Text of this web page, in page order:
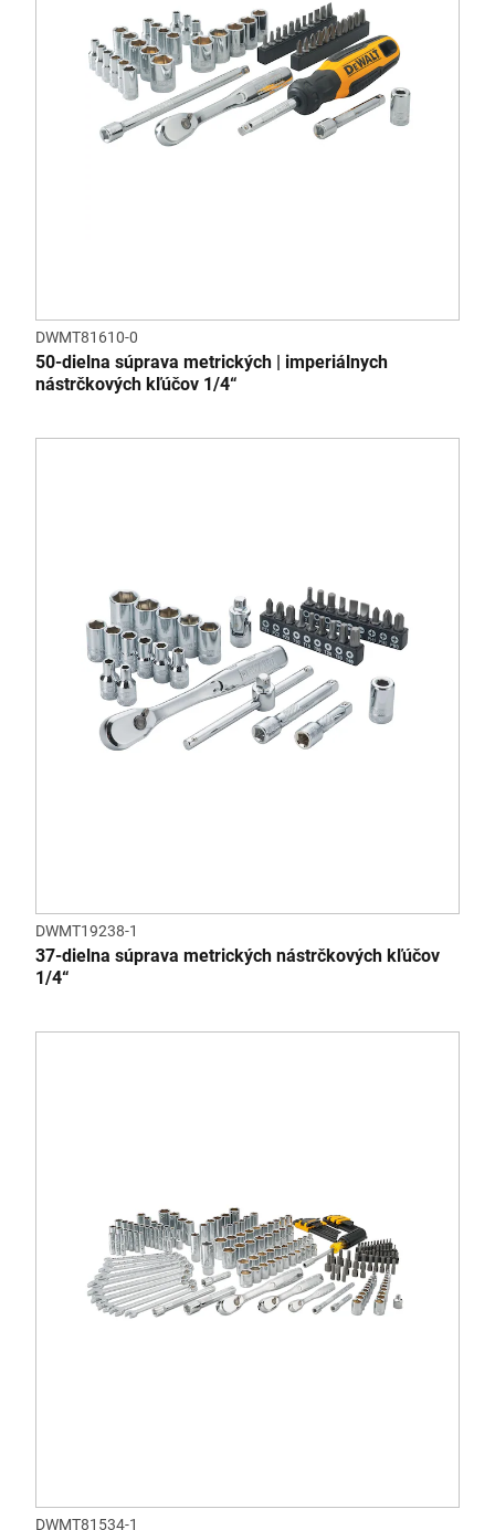
DWMT81610-0
50-dielna súprava metrických | imperiálnych
nástrčkových kľúčov 1/4“
DWMT19238-1
37-dielna súprava metrických nástrčkových kľúčov
1/4“
DWMT81534-1